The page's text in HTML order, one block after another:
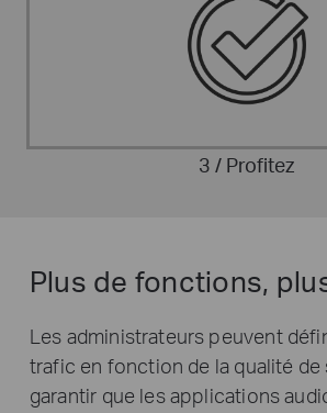
3 / Profitez
Plus de fonctions,
Les administrateurs peuvent
trafic en fonction de la qualité de
garantir que les applications